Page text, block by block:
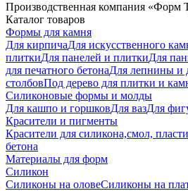
Производственная компания «Форм
Каталог товаров
Формы для камня
Для кирпичаДля искусственного
плиткиДля панелей и плиткиДля
для печатного бетонаДля лепнины и
столбовПод дерево для плитки и
Силиконовые формы и молды
Для кашпо и горшковДля вазДля
Красители и пигменты
Красители для силикона,смол,
бетона
Материалы для форм
Силикон
Силиконы на оловеСиликоны на